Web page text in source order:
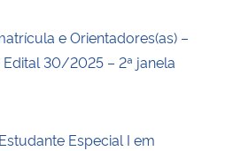
e Orientadores(as) –
30/2025 – 2ª janela
Especial I em